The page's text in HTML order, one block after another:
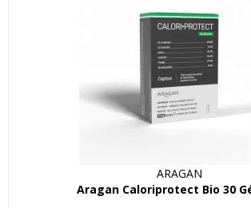
ARAGAN
Aragan Caloriprotect Bio 30